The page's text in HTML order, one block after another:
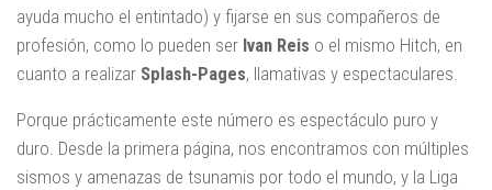
ayuda mucho el entintado) y fijarse en sus compañeros de
profesión, como lo pueden ser Ivan Reis o el mismo Hitch, en
cuanto a realizar Splash-Pages, llamativas y espectaculares.
Porque prácticamente este número es espectáculo puro y
duro. Desde la primera página, nos encontramos con múltiples
sismos y amenazas de tsunamis por todo el mundo, y la Liga